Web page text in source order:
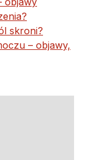
skroni?
– objawy,